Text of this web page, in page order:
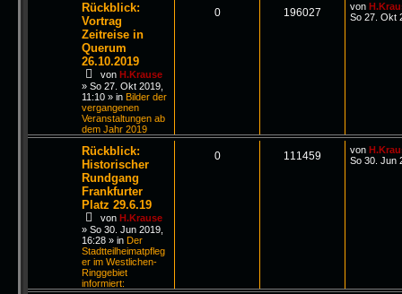
Rückblick:
Vortrag
Zeitreise in
Querum
26.10.2019
von H.Krause
» So 27. Okt 2019,
11:10 » in Bilder der
vergangenen
Veranstaltungen ab
dem Jahr 2019
0 196027 von
So 27. Okt
Rückblick:
Historischer
Rundgang
Frankfurter
Platz 29.6.19
von H.Krause
» So 30. Jun 2019,
16:28 » in Der
Stadtteilheimatpfleg
er im Westlichen-
Ringgebiet
informiert:
0 111459 von
So 30. Jun